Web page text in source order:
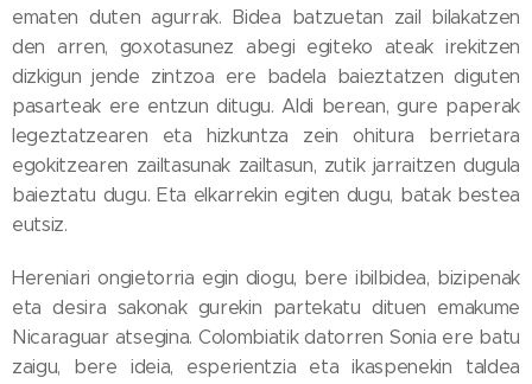
ematen duten agurrak. Bidea batzuetan zail bilakatzen
den arren, goxotasunez abegi egiteko ateak irekitzen
dizkigun jende zintzoa ere badela baieztatzen diguten
pasarteak ere entzun ditugu. Aldi berean, gure paperak
legeztatzearen eta hizkuntza zein ohitura berrietara
egokitzearen zailtasunak zailtasun, zutik jarraitzen dugula
baieztatu dugu. Eta elkarrekin egiten dugu, batak bestea
eutsiz.
Hereniari ongietorria egin diogu, bere ibilbidea, bizipenak
eta desira sakonak gurekin partekatu dituen emakume
Nicaraguar atsegina. Colombiatik datorren Sonia ere batu
zaigu, bere ideia, esperientzia eta ikaspenekin taldea